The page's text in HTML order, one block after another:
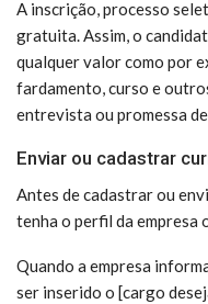
A inscrição, processo
gratuita. Assim, o
qualquer valor como por
fardamento, curso e
entrevista ou promessa
Enviar ou cadastrar
Antes de cadastrar ou
tenha o perfil da empresa
Quando a empresa
ser inserido o [cargo